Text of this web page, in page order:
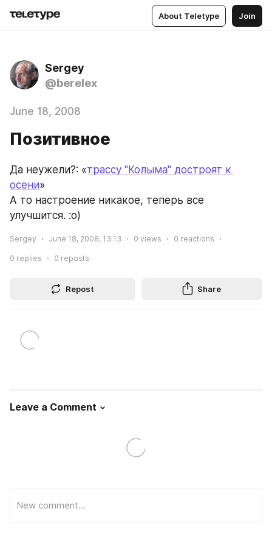
About Teletype Join
Sergey
@berelex
June 18, 2008
Позитивное
Да неужели?: «трассу "Колыма" достроят к
осени»
А то настроение никакое, теперь все
улучшится. :о)
Sergey June 18, 2008, 13:13 0 views 0 reactions
0 replies 0 reposts
Repost Share
Leave a Comment